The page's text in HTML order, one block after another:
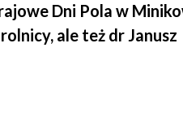
Dni Pola w
ale też dr Janusz